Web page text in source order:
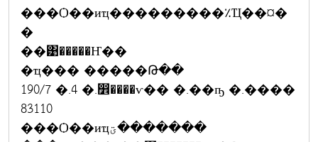
���Ѻ��иҵ���������٪Ҵ��¤�
�
��͹�����Ҥ��
�ҵ��� �����Թ��
190/7 �.4 �.෾����ѵ�� �.��ҧ �.����
83110
���Ѻ��иҵؾ�������